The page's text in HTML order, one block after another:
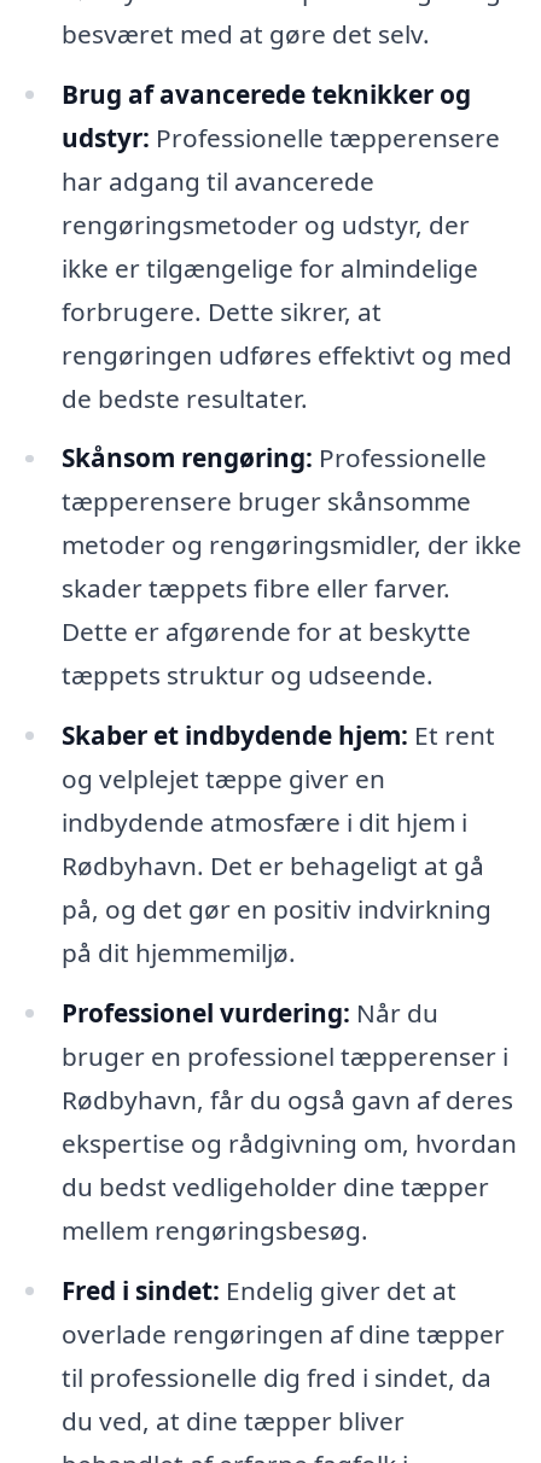
besværet med at gøre det selv.
Brug af avancerede teknikker og
udstyr: Professionelle tæpperensere
har adgang til avancerede
rengøringsmetoder og udstyr, der
ikke er tilgængelige for almindelige
forbrugere. Dette sikrer, at
rengøringen udføres effektivt og med
de bedste resultater.
Skånsom rengøring: Professionelle
tæpperensere bruger skånsomme
metoder og rengøringsmidler, der ikke
skader tæppets fibre eller farver.
Dette er afgørende for at beskytte
tæppets struktur og udseende.
Skaber et indbydende hjem: Et rent
og velplejet tæppe giver en
indbydende atmosfære i dit hjem i
Rødbyhavn. Det er behageligt at gå
på, og det gør en positiv indvirkning
på dit hjemmemiljø.
Professionel vurdering: Når du
bruger en professionel tæpperenser i
Rødbyhavn, får du også gavn af deres
ekspertise og rådgivning om, hvordan
du bedst vedligeholder dine tæpper
mellem rengøringsbesøg.
Fred i sindet: Endelig giver det at
overlade rengøringen af dine tæpper
til professionelle dig fred i sindet, da
du ved, at dine tæpper bliver